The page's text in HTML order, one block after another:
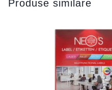
Produse similare